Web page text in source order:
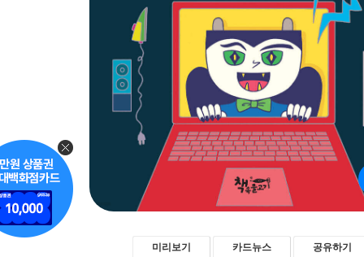
미리보기 카드뉴스 공유하기